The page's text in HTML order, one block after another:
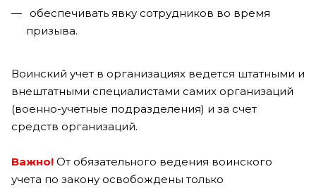
обеспечивать явку сотрудников во время
призыва.
Воинский учет в организациях ведется штатными и
внештатными специалистами самих организаций
(военно-учетные подразделения) и за счет
средств организаций.
Важно! От обязательного ведения воинского
учета по закону освобождены только